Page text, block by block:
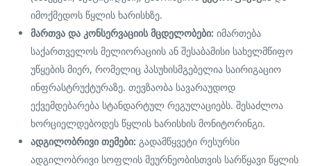
იმოქმედოს წყლის ხარისხზე.
მართვა და კონსერვაციის მცდელობები: იმართება
საქართველოს მელიორაციის ან შესაბამისი სახელმწიფო
უწყების მიერ, რომელიც პასუხისმგებელია საირიგაციო
ინფრასტრუქტურაზე. თევზაობა სავარაუდოდ
ექვემდებარება სტანდარტულ რეგულაციებს. შესაძლოა
ხორციელდებოდეს წყლის ხარისხის მონიტორინგი.
ადგილობრივი თემები: გადამწყვეტი რესურსი
ადგილობრივი სოფლის მეურნეობისთვის სარწყავი წყლის